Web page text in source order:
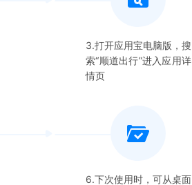
3.打开应用宝电脑版，搜
索“顺道出行”进入应用详
情页
6.下次使用时，可从桌面